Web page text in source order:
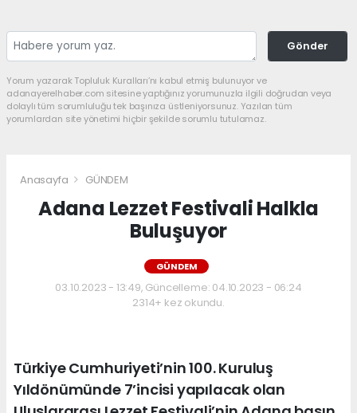
Gönder
Yorum yazarak Topluluk Kuralları’nı kabul etmiş bulunuyor ve
adanayerelhaber.com sitesine yaptığınız yorumunuzla ilgili doğrudan veya
dolaylı tüm sorumluluğu tek başınıza üstleniyorsunuz. Yazılan tüm
yorumlardan site yönetimi hiçbir şekilde sorumlu tutulamaz.
Anasayfa GÜNDEM
Adana Lezzet Festivali Halkla
Buluşuyor
GÜNDEM
03.10.2023 - 13:49, Güncelleme: 04.10.2023 - 06:24
2314+ kez okundu.
Türkiye Cumhuriyeti’nin 100. Kuruluş
Yıldönümünde 7’incisi yapılacak olan